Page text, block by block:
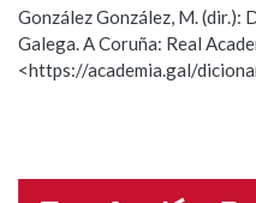
Observación
Propoño mellorar a
González González, M. (dir.):
Galega. A Coruña: Real
<https://academia.gal/